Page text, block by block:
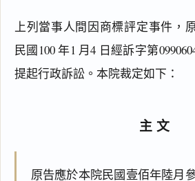
上列當事人間因商標評定事件，
民國100 年1 月4 日經訴字第
提起行政訴訟。本院裁定如下：
主文
原告應於本院民國壹佰年陸月